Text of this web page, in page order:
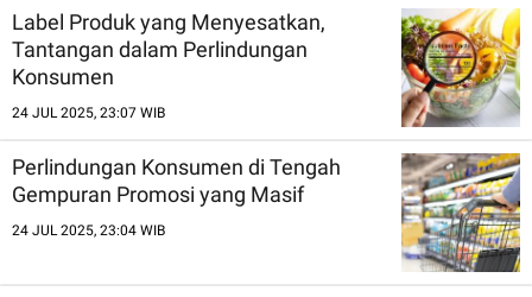
Label Produk yang Menyesatkan,
Tantangan dalam Perlindungan
Konsumen
24 JUL 2025, 23:07 WIB
Perlindungan Konsumen di Tengah
Gempuran Promosi yang Masif
24 JUL 2025, 23:04 WIB